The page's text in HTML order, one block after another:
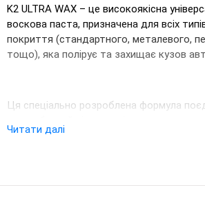
K2 ULTRA WAX – це високоякісна
воскова паста, призначена для всіх
покриття (стандартного, металевого,
тощо), яка полірує та захищає кузов
Ця спеціально розроблена формула
поєднання створює герметичний шар на
Читати далі